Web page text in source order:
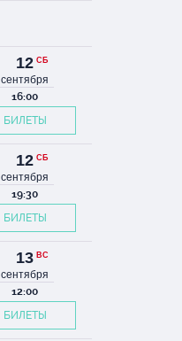
12 СБ
сентября
16:00
БИЛЕТЫ
12 СБ
сентября
19:30
БИЛЕТЫ
13 ВС
сентября
12:00
БИЛЕТЫ